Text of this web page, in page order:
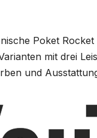
Poket Rocket
mit drei
und